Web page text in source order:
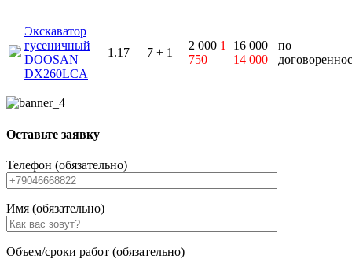
Экскаватор
гусеничный
DOOSAN
DX260LCA
1.17 7 + 1
2 000 1
750
16 000
14 000
по
Оставьте заявку
Телефон (обязательно)
Имя (обязательно)
Объем/сроки работ (обязательно)